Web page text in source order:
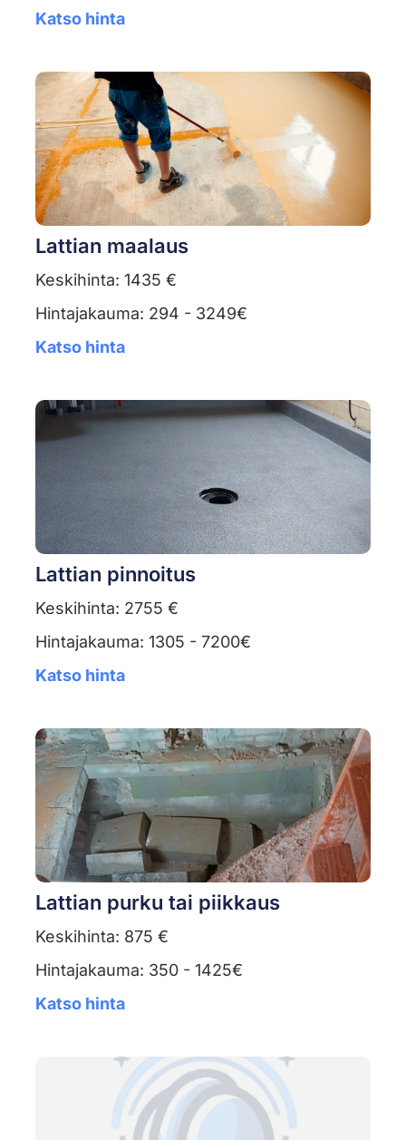
Katso hinta
Lattian maalaus
Keskihinta: 1435 €
Hintajakauma: 294 - 3249€
Katso hinta
Lattian pinnoitus
Keskihinta: 2755 €
Hintajakauma: 1305 - 7200€
Katso hinta
Lattian purku tai piikkaus
Keskihinta: 875 €
Hintajakauma: 350 - 1425€
Katso hinta